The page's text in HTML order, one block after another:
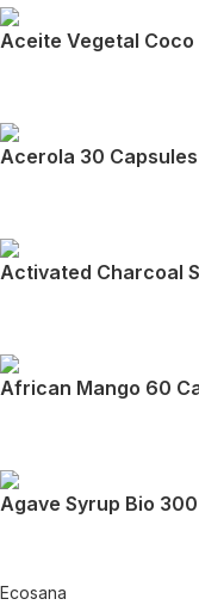
Aceite Vegetal Coco
Acerola 30
Activated Charcoal
African Mango 60
Agave Syrup Bio
Ecosana